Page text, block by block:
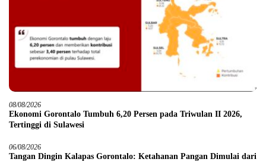
08/08/2026
Ekonomi Gorontalo Tumbuh 6,20 Persen pada Triwulan II 2026,
Tertinggi di Sulawesi
06/08/2026
Tangan Dingin Kalapas Gorontalo: Ketahanan Pangan Dimulai dari